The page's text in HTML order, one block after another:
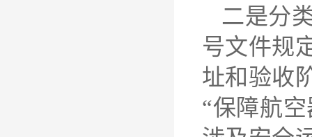
二是分
号文件规
址和验收
“保障航